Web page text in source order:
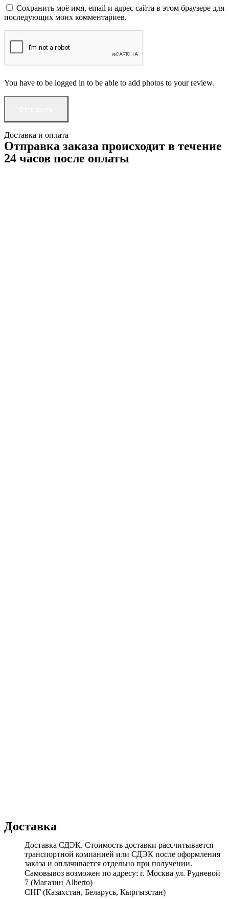
Сохранить моё имя, email и адрес сайта в этом браузере для
последующих моих комментариев.
You have to be logged in to be able to add photos to your review.
Доставка и оплата
Отправка заказа происходит в течение
24 часов после оплаты
Доставка
Доставка СДЭК. Стоимость доставки рассчитывается
транспортной компанией или СДЭК после оформления
заказа и оплачивается отдельно при получении.
Самовывоз возможен по адресу: г. Москва ул. Рудневой
7 (Магазин Alberto)
СНГ (Казахстан, Беларусь, Кыргызстан)